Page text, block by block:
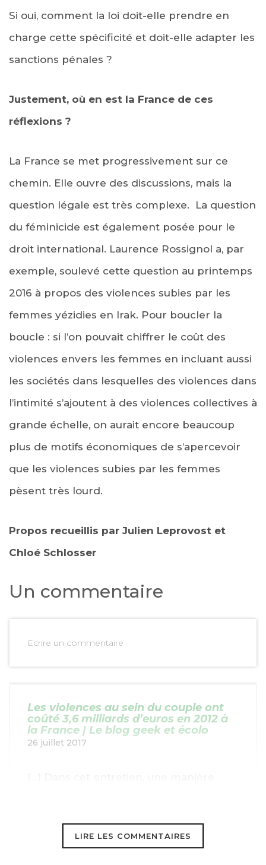
Si oui, comment la loi doit-elle prendre en
charge cette spécificité et doit-elle adapter les
sanctions pénales ?
Justement, où en est la France de ces
réflexions ?
La France se met progressivement sur ce
chemin. Elle ouvre des discussions, mais la
question légale est très complexe. La question
du féminicide est également posée pour le
droit international. Laurence Rossignol a, par
exemple, soulevé cette question au printemps
2016 à propos des violences subies par les
femmes yézidies en Irak. Pour boucler la
boucle : si l’on pouvait chiffrer le coût des
violences envers les femmes en incluant aussi
les sociétés dans lesquelles des violences dans
l’intimité s’ajoutent à des violences collectives à
grande échelle, on aurait encore beaucoup
plus de motifs économiques de s’apercevoir
que les violences subies par les femmes
pèsent très lourd.
Propos recueillis par Julien Leprovost et
Chloé Schlosser
Un commentaire
Ecrire un commentaire
Les violences au sein du couple ont
coûté 3,6 milliards d’euros en 2012 à
la France | Le blog geek et écolo
26 juillet 2017
violences conjugales, non plus sous
LIRE LES COMMENTAIRES